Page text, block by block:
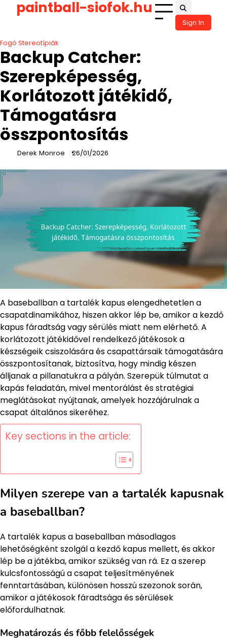
paintball-siofok.hu
Sign In
Fogó Stereotípiák
Backup Catcher:
Szerepképesség,
Korlátozott játékidő,
Támogatásra
összpontosítás
Derek Monroe 26/01/2026
A baseballban a tartalék kapus elengedhetetlen a
csapatdinamikához, hiszen akkor lép be, amikor a kezdő
kapus fáradtság vagy sérülés miatt nem elérhető. A
korlátozott játékidővel rendelkező játékosok a
készségeik csiszolására és csapattársaik támogatására
összpontosítanak, biztosítva, hogy mindig készen
álljanak a pillanatukra a pályán. Szerepük túlmutat a
kapás feladatán, mivel mentorálást és stratégiai
meglátásokat nyújtanak, amelyek hozzájárulnak a
csapat általános sikeréhez.
Key sections in the article:
Milyen szerepe van a tartalék kapusnak
a baseballban?
A tartalék kapus a baseballban másodlagos
lehetőségként szolgál a kezdő kapus mellett, és akkor
lép be a játékba, amikor szükség van rá. Ez a szerep
kulcsfontosságú a csapat teljesítményének
fenntartásában, különösen hosszú szezonok során,
amikor a játékosok fáradtsága és sérülések
előfordulhatnak.
Meghatározás és főbb felelősségek